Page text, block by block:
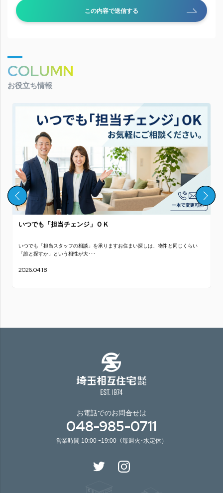
この内容で送信する
COLUMN
お役立ち情報
いつでも「担当チェンジ」ＯＫ
いつでも「担当スタッフの相談」を承りますお住まい探しは、物件と同じくらい
「誰と探すか」という相性が大･･･
2026.04.18
お電話でのお問合せは
048-985-0711
営業時間 10:00 ｰ19:00（毎週火･水定休）